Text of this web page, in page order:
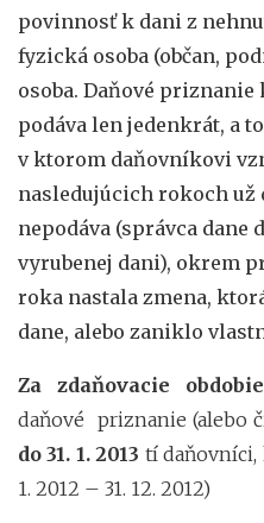
povinnosť k dani z
fyzická osoba (občan,
osoba. Daňové
podáva len jedenkrát, a
v ktorom daňovníkovi
nasledujúcich rokoch už
nepodáva (správca
vyrubenej dani), okrem
roka nastala zmena,
dane, alebo zaniklo
Za zdaňovacie
daňové priznanie (alebo
do 31. 1. 2013 tí daňovníci,
1. 2012 – 31. 12. 2012)